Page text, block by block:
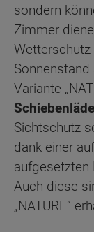
sondern
Zimmer
Variante
Sichtschutz
dank einer
aufgesetzten
Auch diese
„NATURE“